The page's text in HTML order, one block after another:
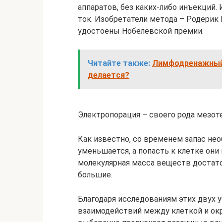
аппаратов, без каких-либо
ток. Изобретатели метода –
удостоены Нобелевской премии.
Читайте также:
делается?
Электропорация – своего рода
Как известно, со временем запас
уменьшается, а попасть к клетке
молекулярная масса веществ
большие.
Благодаря исследованиям этих двух
взаимодействий между клеткой и